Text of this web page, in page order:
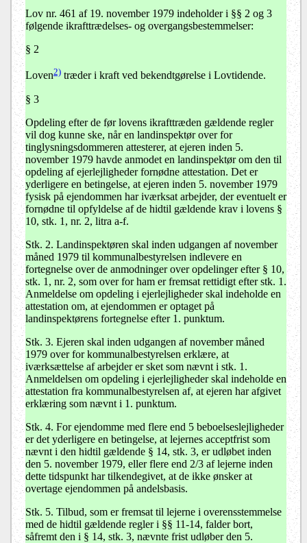
Lov nr. 461 af 19. november 1979 indeholder i §§ 2 og 3
følgende ikrafttrædelses- og overgangsbestemmelser:
§ 2
Loven2) træder i kraft ved bekendtgørelse i Lovtidende.
§ 3
Opdeling efter de før lovens ikrafttræden gældende regler
vil dog kunne ske, når en landinspektør over for
tinglysningsdommeren attesterer, at ejeren inden 5.
november 1979 havde anmodet en landinspektør om den til
opdeling af ejerlejligheder fornødne attestation. Det er
yderligere en betingelse, at ejeren inden 5. november 1979
fysisk på ejendommen har iværksat arbejder, der eventuelt er
fornødne til opfyldelse af de hidtil gældende krav i lovens §
10, stk. 1, nr. 2, litra a-f.
Stk. 2. Landinspektøren skal inden udgangen af november
måned 1979 til kommunalbestyrelsen indlevere en
fortegnelse over de anmodninger over opdelinger efter § 10,
stk. 1, nr. 2, som over for ham er fremsat rettidigt efter stk. 1.
Anmeldelse om opdeling i ejerlejligheder skal indeholde en
attestation om, at ejendommen er optaget på
landinspektørens fortegnelse efter 1. punktum.
Stk. 3. Ejeren skal inden udgangen af november måned
1979 over for kommunalbestyrelsen erklære, at
iværksættelse af arbejder er sket som nævnt i stk. 1.
Anmeldelsen om opdeling i ejerlejligheder skal indeholde en
attestation fra kommunalbestyrelsen af, at ejeren har afgivet
erklæring som nævnt i 1. punktum.
Stk. 4. For ejendomme med flere end 5 beboelseslejligheder
er det yderligere en betingelse, at lejernes acceptfrist som
nævnt i den hidtil gældende § 14, stk. 3, er udløbet inden
den 5. november 1979, eller flere end 2/3 af lejerne inden
dette tidspunkt har tilkendegivet, at de ikke ønsker at
overtage ejendommen på andelsbasis.
Stk. 5. Tilbud, som er fremsat til lejerne i overensstemmelse
med de hidtil gældende regler i §§ 11-14, falder bort,
såfremt den i § 14, stk. 3, nævnte frist udløber den 5.